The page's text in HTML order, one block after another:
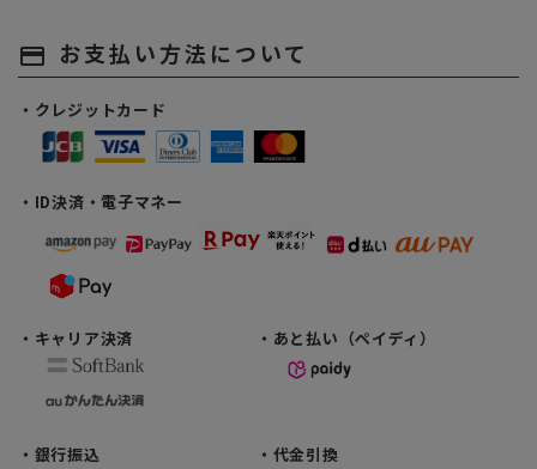
payment お支払い方法について
・クレジットカード
・ID決済・電子マネー
・キャリア決済 ・あと払い（ペイディ）
・銀行振込
・代金引換